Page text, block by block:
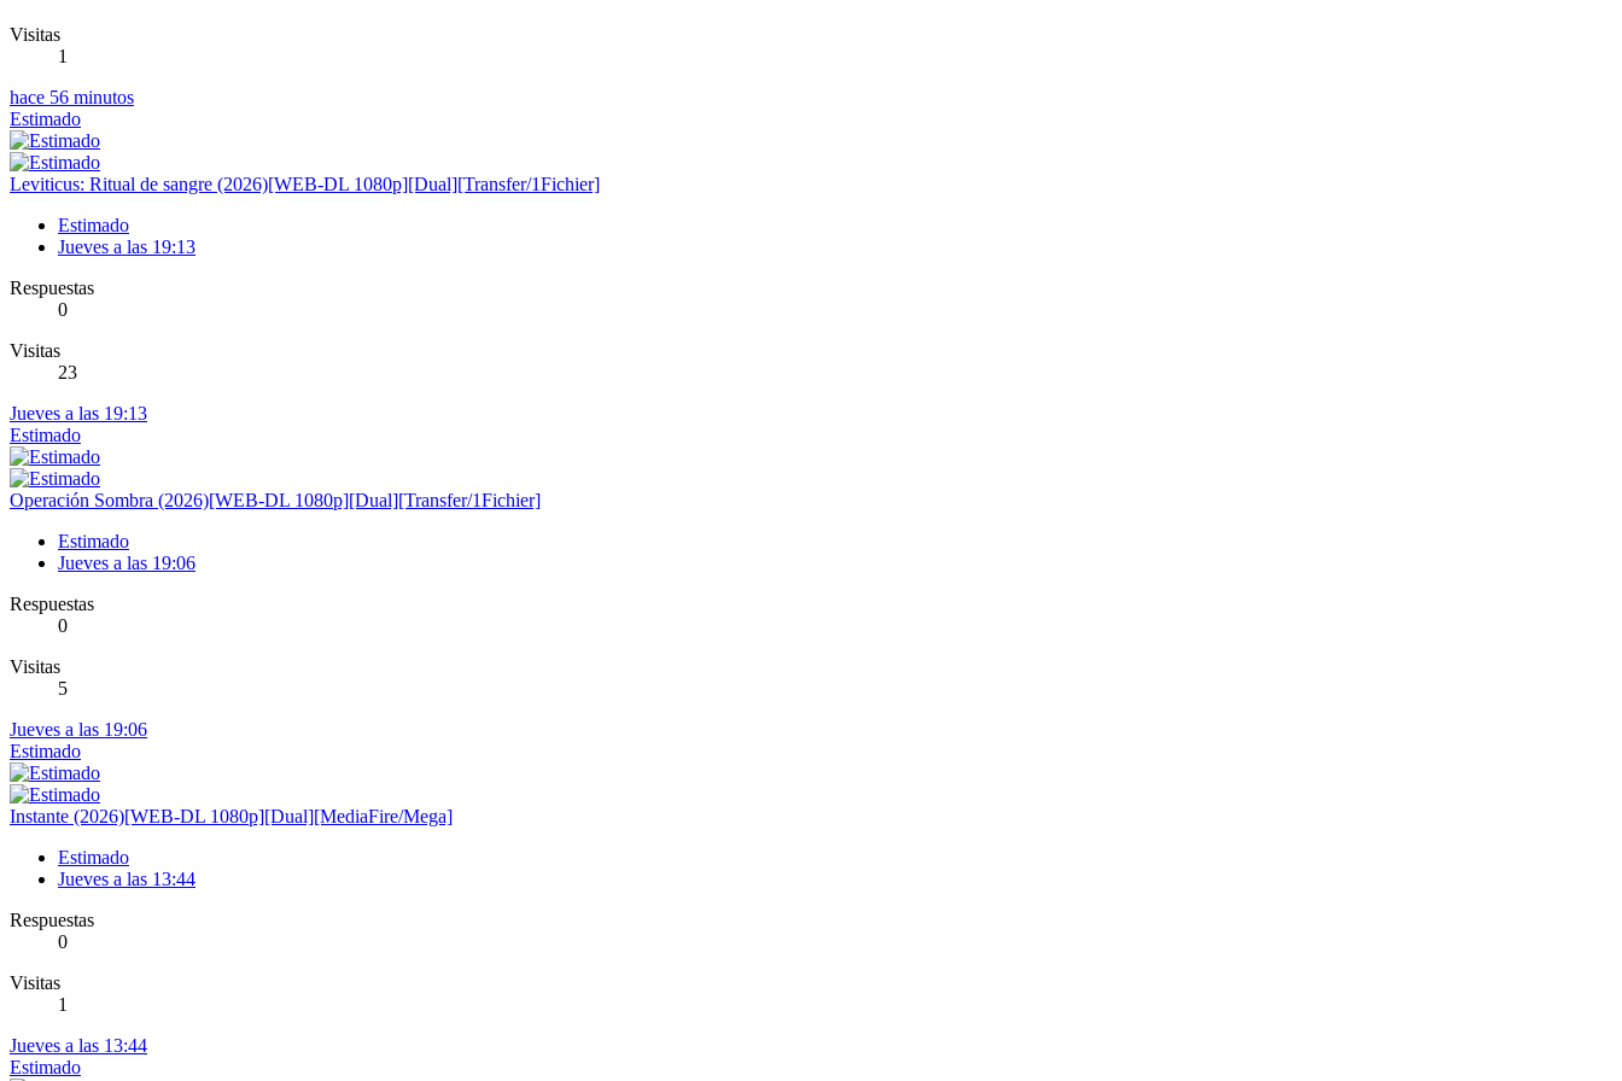
Visitas
1
hace 56 minutos
Estimado
Leviticus: Ritual de sangre (2026)[WEB-DL 1080p][Dual][Transfer/1Fichier]
Estimado
Jueves a las 19:13
Respuestas
0
Visitas
23
Jueves a las 19:13
Estimado
Operación Sombra (2026)[WEB-DL 1080p][Dual][Transfer/1Fichier]
Estimado
Jueves a las 19:06
Respuestas
0
Visitas
5
Jueves a las 19:06
Estimado
Instante (2026)[WEB-DL 1080p][Dual][MediaFire/Mega]
Estimado
Jueves a las 13:44
Respuestas
0
Visitas
1
Jueves a las 13:44
Estimado